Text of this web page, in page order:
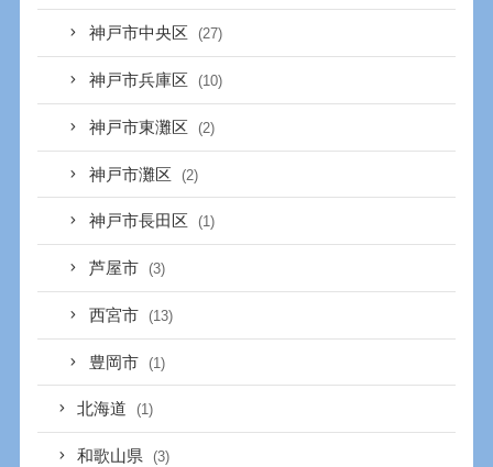
神戸市中央区 (27)
神戸市兵庫区 (10)
神戸市東灘区 (2)
神戸市灘区 (2)
神戸市長田区 (1)
芦屋市 (3)
西宮市 (13)
豊岡市 (1)
北海道 (1)
和歌山県 (3)